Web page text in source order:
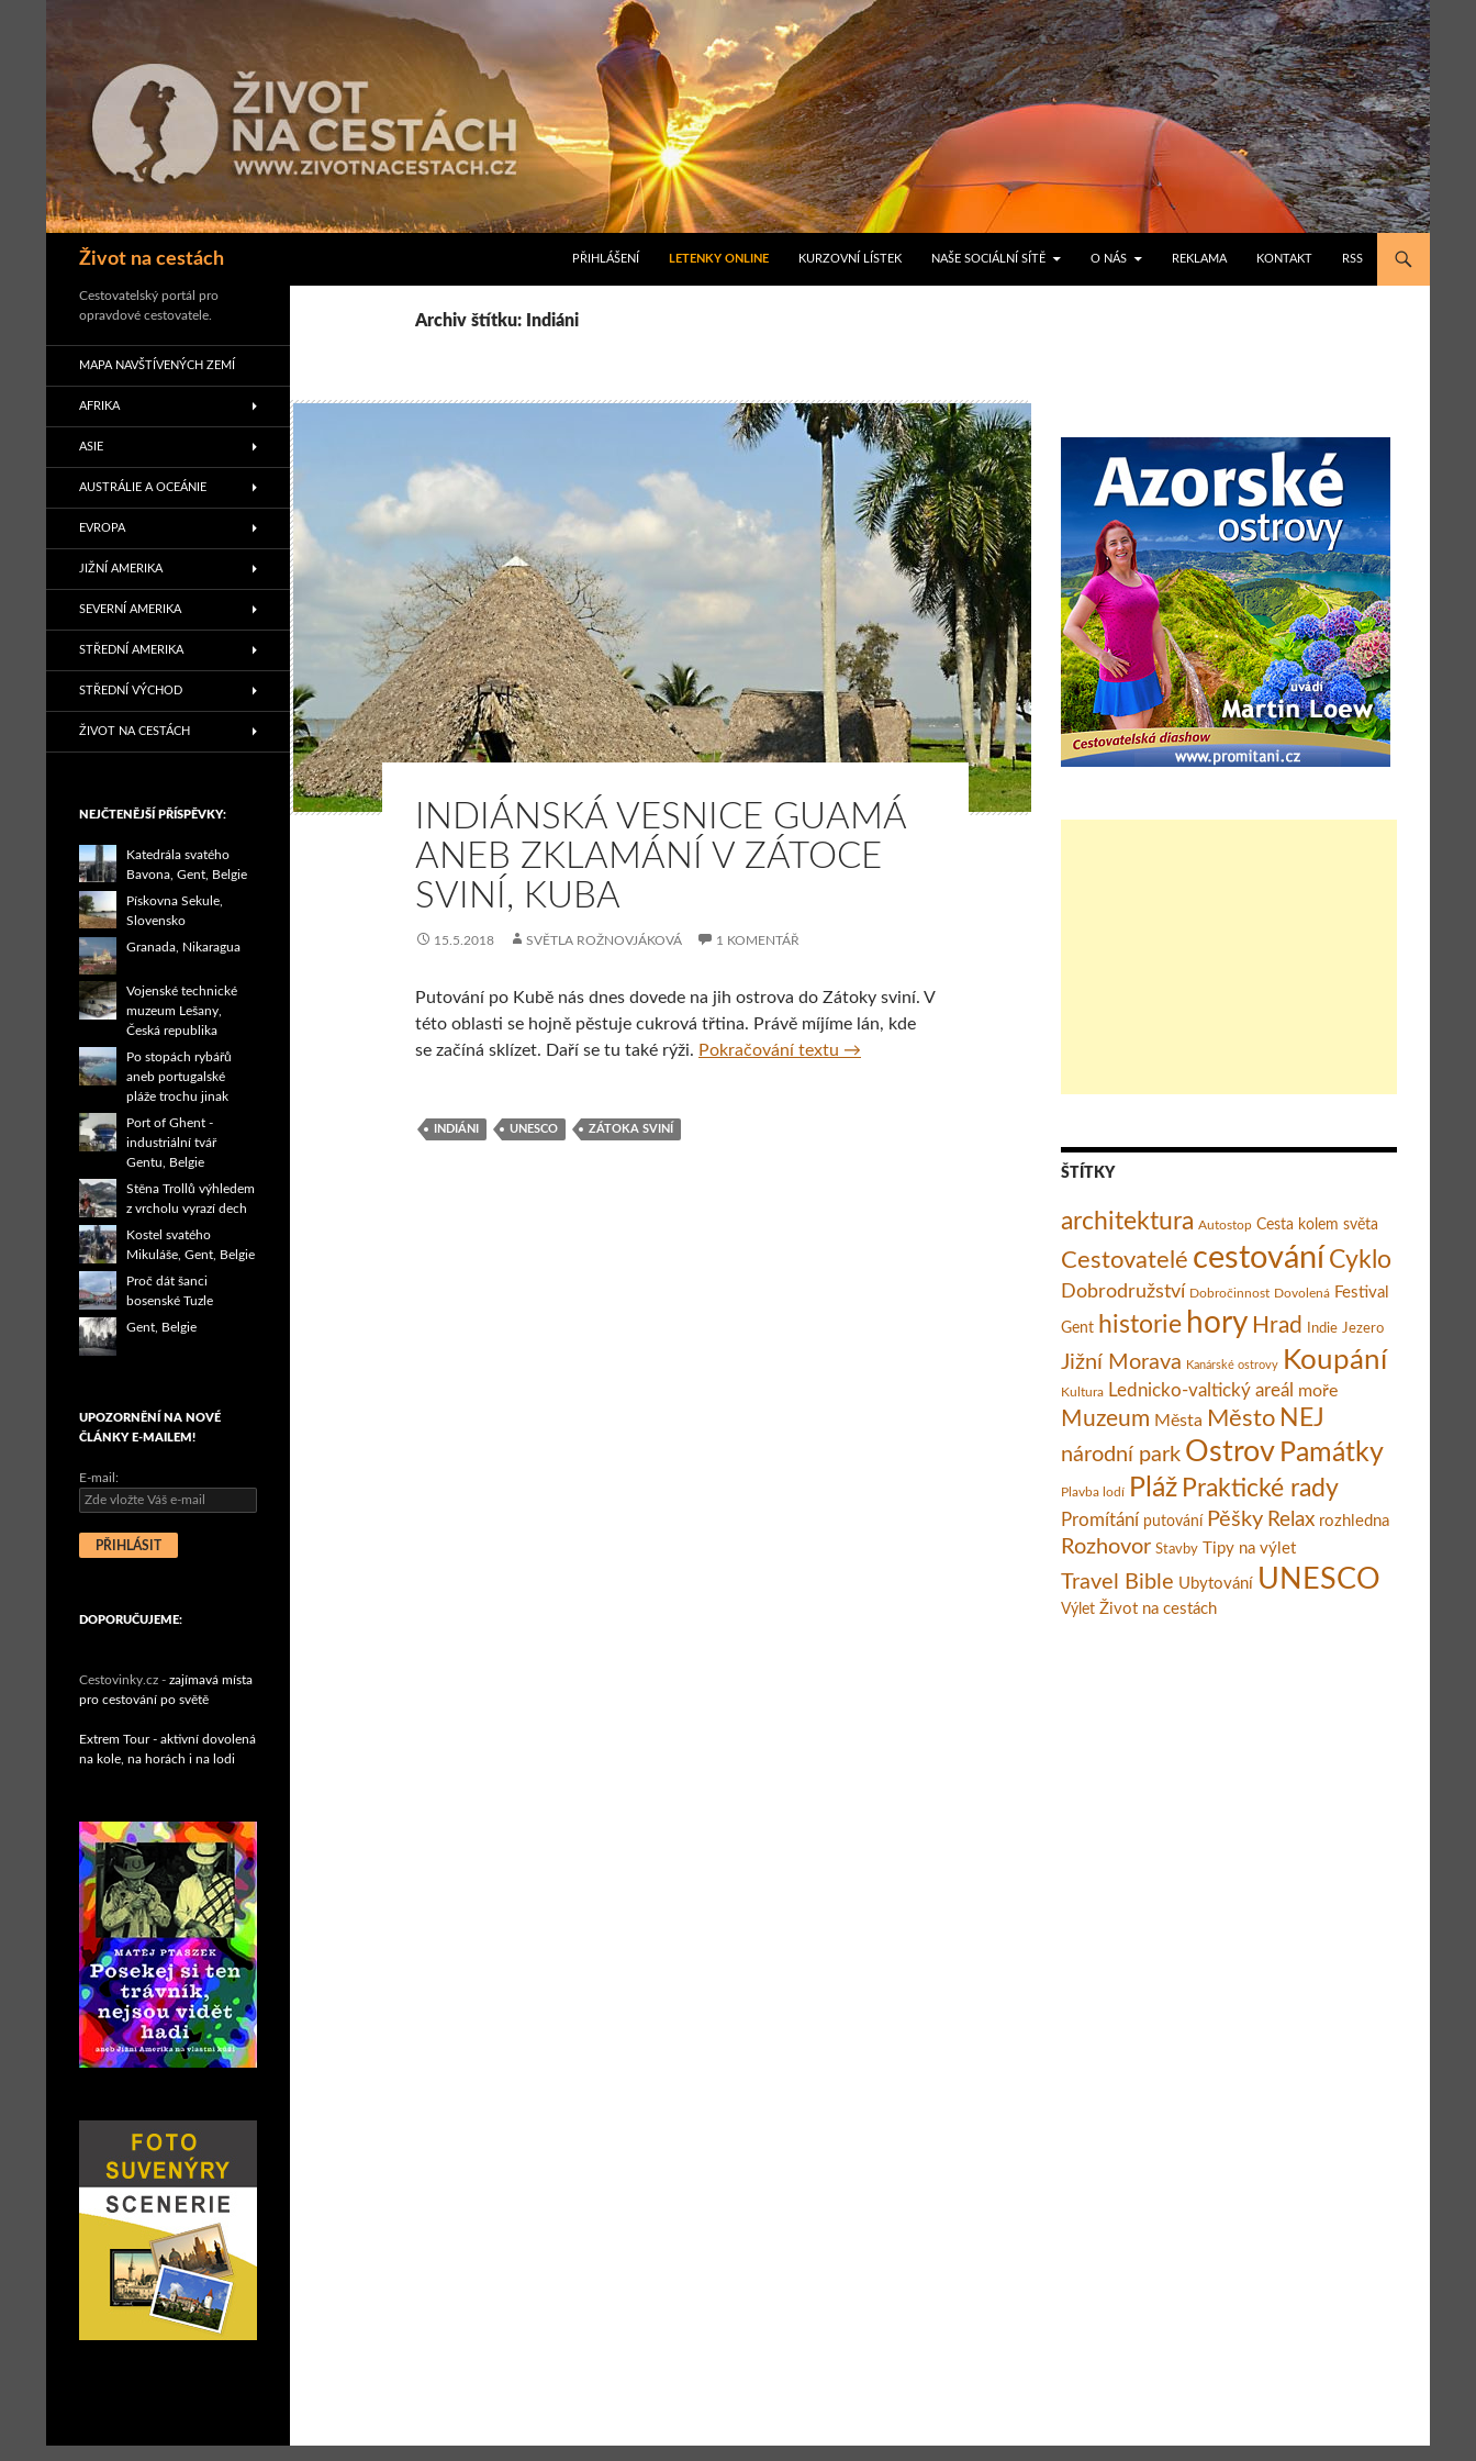
Život na cestách
Hledat
PŘIHLÁŠENÍ LETENKY ONLINE KURZOVNÍ LÍSTEK NAŠE SOCIÁLNÍ SÍTĚ O NÁS REKLAMA KONTAKT RSS
Archiv štítku: Indiáni
INDIÁNSKÁ VESNICE GUAMÁ
ANEB ZKLAMÁNÍ V ZÁTOCE
SVINÍ, KUBA
15.5.2018 SVĚTLA ROŽNOVJÁKOVÁ 1 KOMENTÁŘ
Putování po Kubě nás dnes dovede na jih ostrova do Zátoky sviní. V
této oblasti se hojně pěstuje cukrová třtina. Právě míjíme lán, kde
se začíná sklízet. Daří se tu také rýži. Pokračování textu Indiánská vesnice Guamá aneb Zklamání v Zátoce sviní, Kuba
→
INDIÁNI UNESCO ZÁTOKA SVINÍ
ŠTÍTKY
architektura Autostop Cesta kolem světa
Cestovatelé cestování Cyklo
Dobrodružství Dobročinnost Dovolená Festival
Gent historie hory Hrad Indie Jezero
Jižní Morava Kanárské ostrovy Koupání
Kultura Lednicko-valtický areál moře
Muzeum Města Město NEJ
národní park Ostrov Památky
Plavba lodí Pláž Praktické rady
Promítání putování Pěšky Relax rozhledna
Rozhovor Stavby Tipy na výlet
Travel Bible Ubytování UNESCO
Výlet Život na cestách
Cestovatelský portál pro
opravdové cestovatele.
MAPA NAVŠTÍVENÝCH ZEMÍ
AFRIKA
ASIE
AUSTRÁLIE A OCEÁNIE
EVROPA
JIŽNÍ AMERIKA
SEVERNÍ AMERIKA
STŘEDNÍ AMERIKA
STŘEDNÍ VÝCHOD
ŽIVOT NA CESTÁCH
NEJČTENĚJŠÍ PŘÍSPĚVKY:
Katedrála svatého
Bavona, Gent, Belgie
Pískovna Sekule,
Slovensko
Granada, Nikaragua
Vojenské technické
muzeum Lešany,
Česká republika
Po stopách rybářů
aneb portugalské
pláže trochu jinak
Port of Ghent -
industriální tvář
Gentu, Belgie
Stěna Trollů výhledem
z vrcholu vyrazí dech
Kostel svatého
Mikuláše, Gent, Belgie
Proč dát šanci
bosenské Tuzle
Gent, Belgie
UPOZORNĚNÍ NA NOVÉ
ČLÁNKY E-MAILEM!
E-mail:
DOPORUČUJEME:
Cestovinky.cz - zajímavá místa
pro cestování po světě
Extrem Tour - aktivní dovolená
na kole, na horách i na lodi